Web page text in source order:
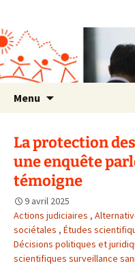
Rhône Alpes
Un environnement sain
la santé de tous
Menu
La protection
une enquête
témoigne
9 avril 2025
Actions judiciaires ,
sociétales , Études
Décisions politiques et
scientifiques surveillance